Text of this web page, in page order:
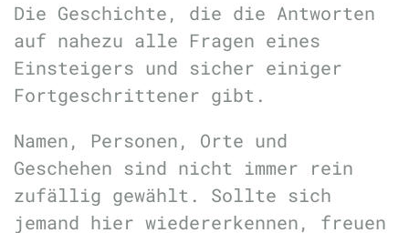
Die Geschichte, die die Antworten
auf nahezu alle Fragen eines
Einsteigers und sicher einiger
Fortgeschrittener gibt.
Namen, Personen, Orte und
Geschehen sind nicht immer rein
zufällig gewählt. Sollte sich
jemand hier wiedererkennen, freuen